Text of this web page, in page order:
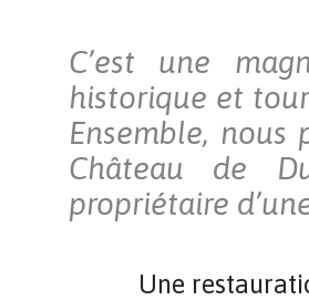
C’est une
historique et
Ensemble, nous
Château de
propriétaire
Une